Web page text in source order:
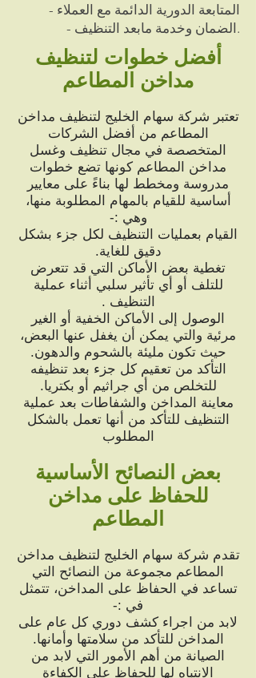
- المتابعة الدورية الدائمة مع العملاء
- الضمان وخدمة مابعد التنظيف.
أفضل خطوات لتنظيف
مداخن المطاعم
تعتبر شركة سهام الخليج لتنظيف مداخن
المطاعم من أفضل الشركات
المتخصصة في مجال تنظيف وغسل
مداخن المطاعم كونها تضع خطوات
مدروسة ومخطط لها بناءً على معايير
أساسية للقيام بالمهام المطلوبة منها،
وهي :-
القيام بعمليات التنظيف لكل جزء بشكل
دقيق للغاية.
تغطية بعض الأماكن التي قد تتعرض
للتلف أو أي تأثير سلبي أثناء عملية
التنظيف .
الوصول إلى الأماكن الخفية أو الغير
مرئية والتي يمكن أن يغفل عنها البعض،
حيث تكون مليئة بالشحوم والدهون.
التأكد من تعقيم كل جزء بعد تنظيفه
للتخلص من أي جراثيم أو بكتريا.
معاينة المداخن والشفاطات بعد عملية
التنظيف للتأكد من أنها تعمل بالشكل
المطلوب
بعض النصائح الأساسية
للحفاظ على مداخن
المطاعم
تقدم شركة سهام الخليج لتنظيف مداخن
المطاعم مجموعة من النصائح التي
تساعد في الحفاظ على المداخن، تتمثل
في :-
لابد من اجراء كشف دوري كل عام على
المداخن للتأكد من سلامتها وأمانها.
الصيانة من أهم الأمور التي لابد من
الانتباه لها للحفاظ على الكفاءة